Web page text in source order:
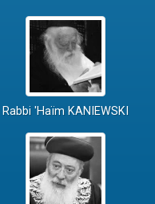
Rabbi 'Haïm KANIEWSKI